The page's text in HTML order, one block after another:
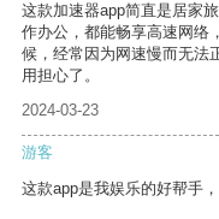
这款加速器app简直是居家
作办公，都能畅享高速网络
候，经常因为网速慢而无法
用担心了。
2024-03-23
游客
这款app是我娱乐的好帮手